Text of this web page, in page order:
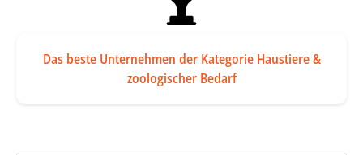
Das beste Unternehmen der Kategorie Haustiere &
zoologischer Bedarf